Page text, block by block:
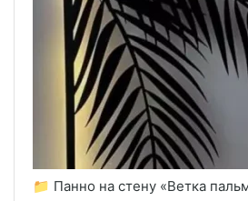
📁 Панно на стену «Ветка